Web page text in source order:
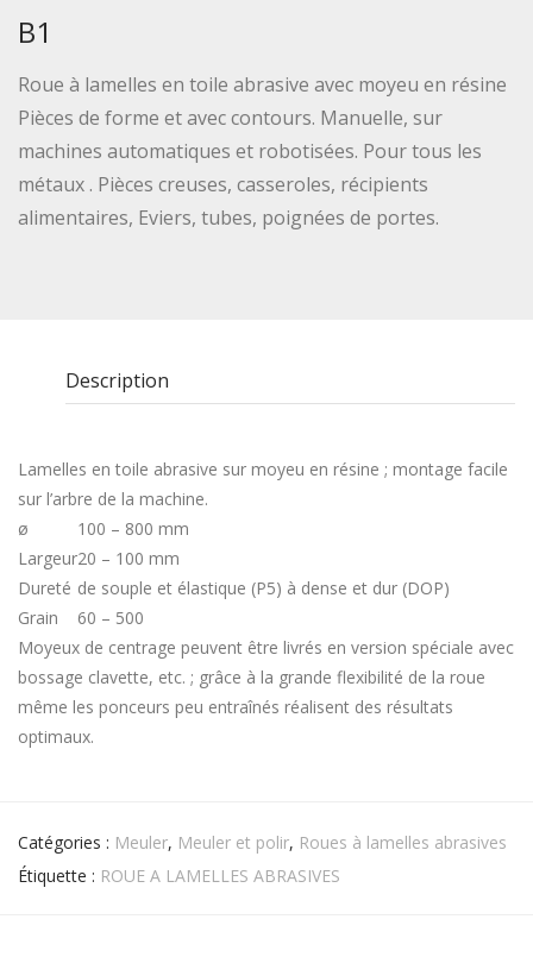
B1
Roue à lamelles en toile abrasive avec moyeu en résine
Pièces de forme et avec contours. Manuelle, sur
machines automatiques et robotisées. Pour tous les
métaux . Pièces creuses, casseroles, récipients
alimentaires, Eviers, tubes, poignées de portes.
Description
Lamelles en toile abrasive sur moyeu en résine ; montage facile
sur l’arbre de la machine.
ø
100 – 800 mm
Largeur20 – 100 mm
Dureté de souple et élastique (P5) à dense et dur (DOP)
Grain
60 – 500
Moyeux de centrage peuvent être livrés en version spéciale avec
bossage clavette, etc. ; grâce à la grande flexibilité de la roue
même les ponceurs peu entraînés réalisent des résultats
optimaux.
Catégories : Meuler, Meuler et polir, Roues à lamelles abrasives
Étiquette : ROUE A LAMELLES ABRASIVES